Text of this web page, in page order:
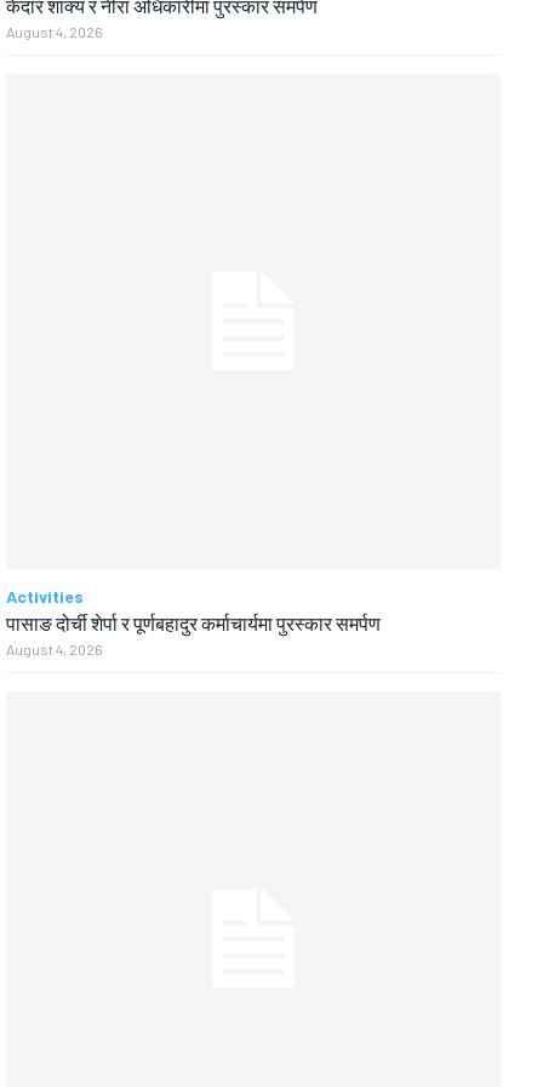
August 4, 2026
Activities
पासाङ दोर्ची शेर्पा र पूर्णबहादुर कर्माचार्यमा पुरस्कार समर्पण
August 4, 2026